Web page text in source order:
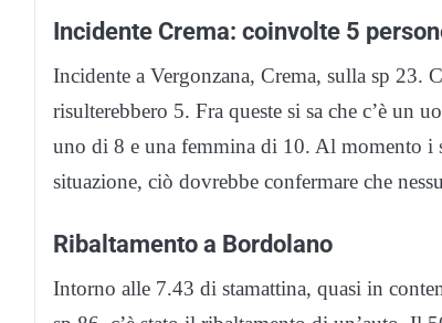
Incidente Crema: coinvolte 5
Incidente a Vergonzana, Crema, sulla sp 23.
risulterebbero 5. Fra queste si sa che c’è un
uno di 8 e una femmina di 10. Al momento i
situazione, ciò dovrebbe confermare che
Ribaltamento a Bordolano
Intorno alle 7.43 di stamattina, quasi in